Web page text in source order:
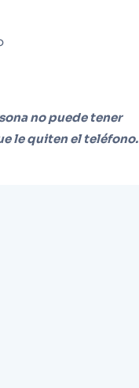
no puede tener
le quiten el teléfono.